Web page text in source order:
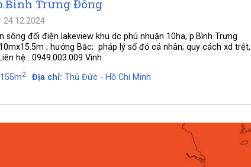
Trưng Đông
24.12.2024
đối điện lakeview khu dc phú nhuận 10ha, p.Bình Trưng
; hướng Bắc; pháp lý sổ đỏ cá nhân; quy cách xd trệt,
hệ : 0949.003.009 Vinh
155m2 Địa chỉ: Thủ Đức - Hồ Chí Minh